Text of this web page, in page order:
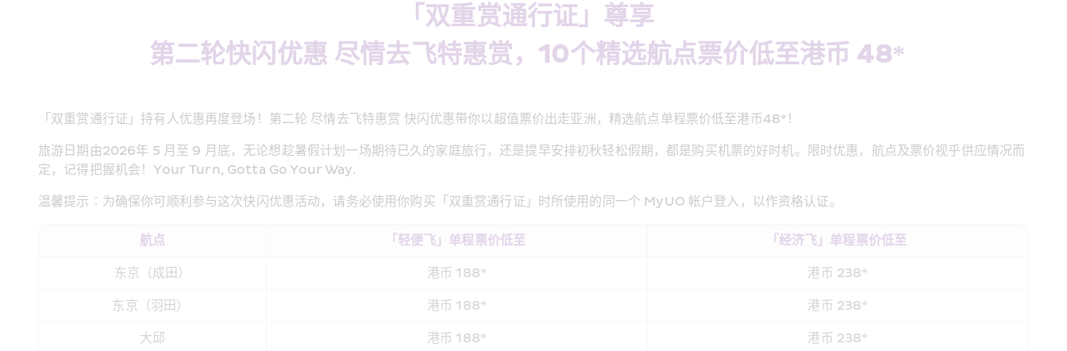
「双重赏通行证」尊享
第二轮快闪优惠 尽情去飞特惠赏，10个精选航点票价低至港币 48*
「双重赏通行证」持有人优惠再度登场！第二轮 尽情去飞特惠赏 快闪优惠带你以超值票价出走亚洲，精选航点单程票价低至港币48*！
旅游日期由2026年 5 月至 9 月底，无论想趁暑假计划一场期待已久的家庭旅行，还是提早安排初秋轻松假期，都是购买机票的好时机。限时优惠，航点及票价视乎供应情况而
定，记得把握机会！Your Turn, Gotta Go Your Way.
温馨提示︰为确保你可顺利参与这次快闪优惠活动，请务必使用你购买「双重赏通行证」时所使用的同一个 MyUO 帐户登入，以作资格认证。
航点 「轻便飞」单程票价低至 「经济飞」单程票价低至
东京（成田） 港币 188* 港币 238*
东京（羽田） 港币 188* 港币 238*
大邱 港币 188* 港币 238*